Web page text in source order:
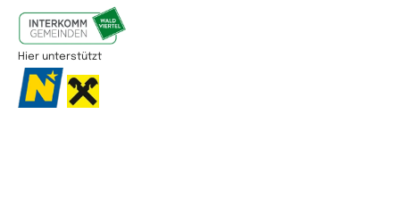
Hier unterstützt